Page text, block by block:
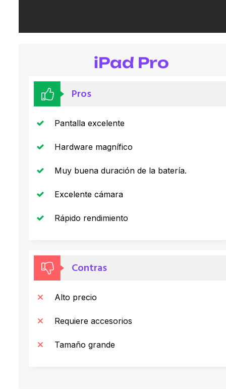
iPad Pro
Pros
Pantalla excelente
Hardware magnífico
Muy buena duración de la batería.
Excelente cámara
Rápido rendimiento
Contras
Alto precio
Requiere accesorios
Tamaño grande